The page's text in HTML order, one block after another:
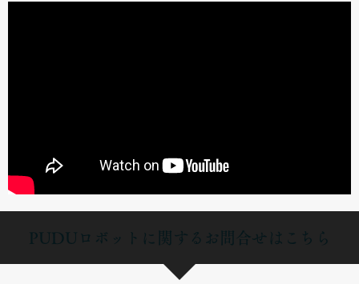
PUDUロボットに関するお問合せはこちら